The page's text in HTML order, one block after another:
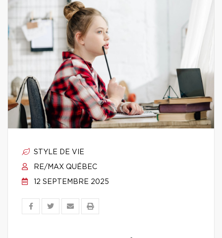
STYLE DE VIE
RE/MAX QUÉBEC
12 SEPTEMBRE 2025